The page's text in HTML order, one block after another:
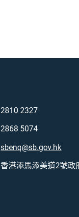
2810 2327
2868 5074
sbenq@sb.gov.hk
香港添馬添美道2號政